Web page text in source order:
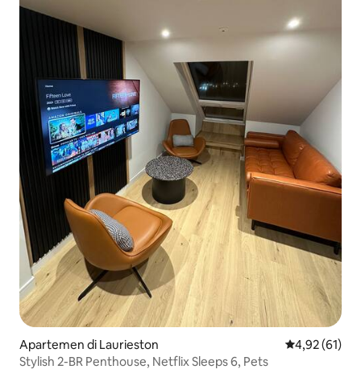
Apartemen di Laurieston Nilai rata-rata
4,92 (61)
Stylish 2-BR Penthouse, Netflix Sleeps 6, Pets